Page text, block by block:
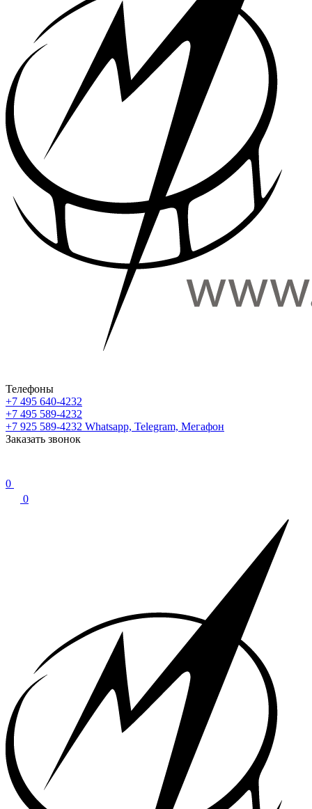
Телефоны
+7 495 640-4232
+7 495 589-4232
+7 925 589-4232 Whatsapp, Telegram, Мегафон
Заказать звонок
0
0